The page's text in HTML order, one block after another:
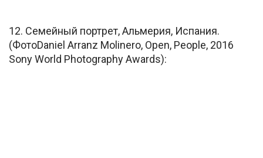
12. Семейный портрет, Альмерия, Испания.
(ФотоDaniel Arranz Molinero, Open, People, 2016
Sony World Photography Awards):